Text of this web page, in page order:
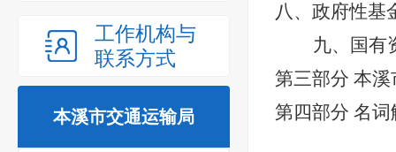
工作机构与
联系方式
本溪市交通运输局
八、 政府性基
九、国有
第三部分 本
第四部分 名词